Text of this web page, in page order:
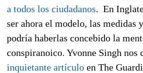
a todos los ciudadanos. En
ser ahora el modelo, las medidas
podría haberlas concebido la
conspiranoico. Yvonne Singh nos
inquietante artículo en The